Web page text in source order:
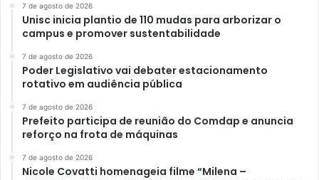
7 de agosto de 2026
Unisc inicia plantio de 110 mudas para arborizar o
campus e promover sustentabilidade
7 de agosto de 2026
Poder Legislativo vai debater estacionamento
rotativo em audiência pública
7 de agosto de 2026
Prefeito participa de reunião do Comdap e anuncia
reforço na frota de máquinas
7 de agosto de 2026
Nicole Covatti homenageia filme “Milena –